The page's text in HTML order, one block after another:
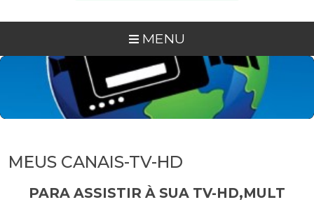
MENU
MEUS CANAIS-TV-HD
PARA ASSISTIR À SUA TV-HD,MULT